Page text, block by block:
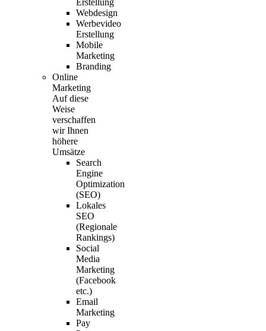
Erstellung
Webdesign
Werbevideo
Erstellung
Mobile
Marketing
Branding
Online
Marketing
Auf diese
Weise
verschaffen
wir Ihnen
höhere
Umsätze
Search
Engine
Optimization
(SEO)
Lokales
SEO
(Regionale
Rankings)
Social
Media
Marketing
(Facebook
etc.)
Email
Marketing
Pay